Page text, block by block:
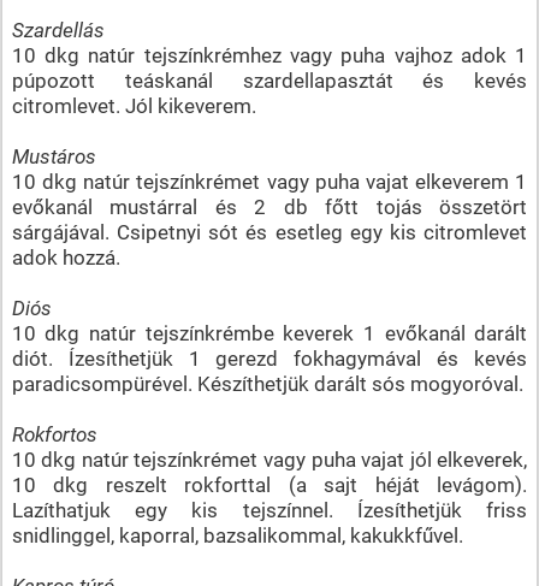
Szardellás
10 dkg natúr tejszínkrémhez vagy puha vajhoz adok 1
púpozott teáskanál szardellapasztát és kevés
citromlevet. Jól kikeverem.
Mustáros
10 dkg natúr tejszínkrémet vagy puha vajat elkeverem 1
evőkanál mustárral és 2 db főtt tojás összetört
sárgájával. Csipetnyi sót és esetleg egy kis citromlevet
adok hozzá.
Diós
10 dkg natúr tejszínkrémbe keverek 1 evőkanál darált
diót. Ízesíthetjük 1 gerezd fokhagymával és kevés
paradicsompürével. Készíthetjük darált sós mogyoróval.
Rokfortos
10 dkg natúr tejszínkrémet vagy puha vajat jól elkeverek,
10 dkg reszelt rokforttal (a sajt héját levágom).
Lazíthatjuk egy kis tejszínnel. Ízesíthetjük friss
snidlinggel, kaporral, bazsalikommal, kakukkfűvel.